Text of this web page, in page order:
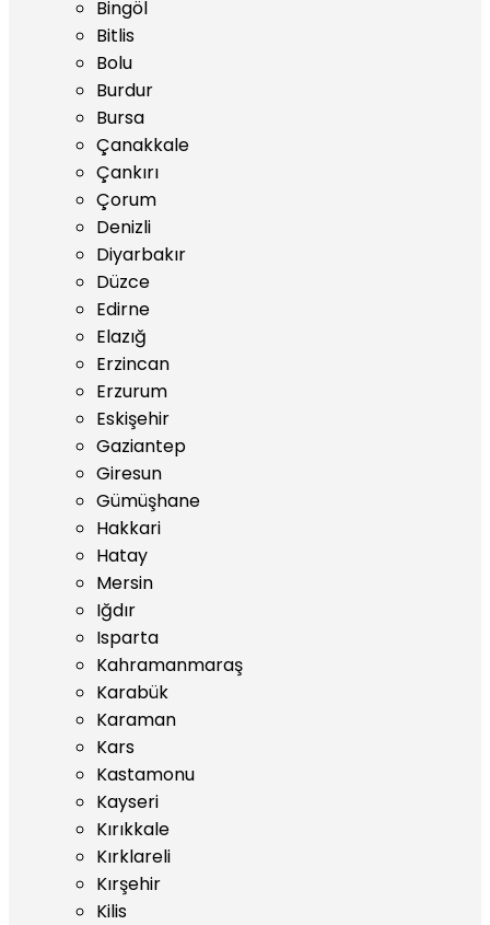
Bingöl
Bitlis
Bolu
Burdur
Bursa
Çanakkale
Çankırı
Çorum
Denizli
Diyarbakır
Düzce
Edirne
Elazığ
Erzincan
Erzurum
Eskişehir
Gaziantep
Giresun
Gümüşhane
Hakkari
Hatay
Mersin
Iğdır
Isparta
Kahramanmaraş
Karabük
Karaman
Kars
Kastamonu
Kayseri
Kırıkkale
Kırklareli
Kırşehir
Kilis